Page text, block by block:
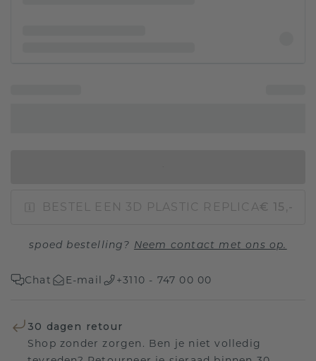
BESTEL EEN 3D PLASTIC REPLICA€ 15,-
spoed bestelling? Neem contact met ons op.
Chat E-mail +3110 - 747 00 00
30 dagen retour
Shop zonder zorgen. Ben je niet volledig